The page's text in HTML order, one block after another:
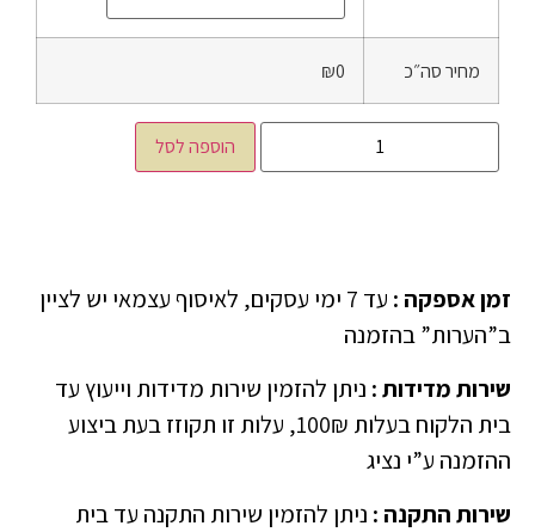
מחיר סה״כ ₪0
הוספה לסל
זמן אספקה :
עד 7 ימי עסקים, לאיסוף עצמאי יש לציין
ב”הערות” בהזמנה
שירות מדידות: ניתן להזמין שירות מדידות וייעוץ עד
בית הלקוח בעלות 100₪, עלות זו תקוזז בעת ביצוע
ההזמנה ע”י נציג
שירות התקנה : ניתן להזמין שירות התקנה עד בית